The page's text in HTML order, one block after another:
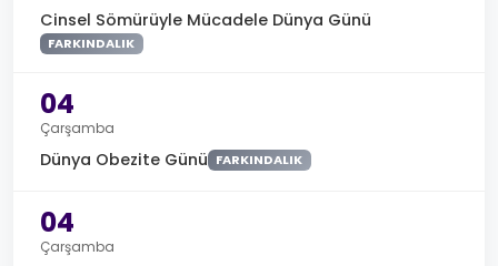
Cinsel Sömürüyle Mücadele Dünya Günü
FARKINDALIK
04
Çarşamba
Dünya Obezite Günü FARKINDALIK
04
Çarşamba